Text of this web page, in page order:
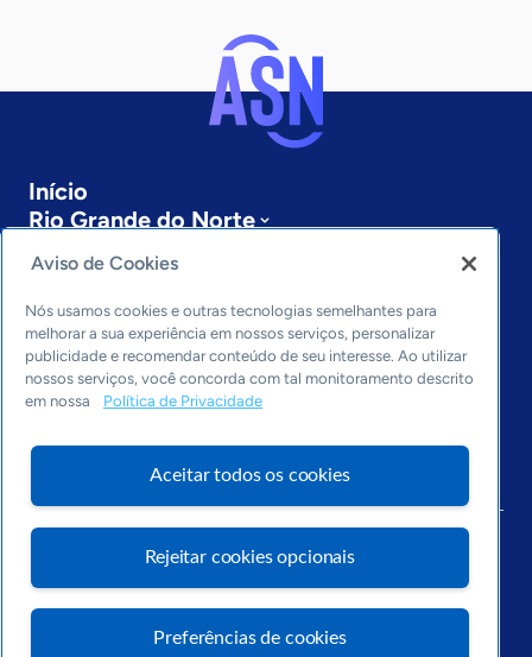
Início
Rio Grande do Norte
Sobre a ASN
Últimas notícias
Entre em contato
Editorias
Economia & Política
Inovação & Tecnologia
Cultura empreendedora
Arquivo
Aviso de Cookies
Nós usamos cookies e outras tecnologias semelhantes para
melhorar a sua experiência em nossos serviços, personalizar
publicidade e recomendar conteúdo de seu interesse. Ao utilizar
nossos serviços, você concorda com tal monitoramento descrito
em nossa
Política de Privacidade
Aceitar todos os cookies
Rejeitar cookies opcionais
Preferências de cookies